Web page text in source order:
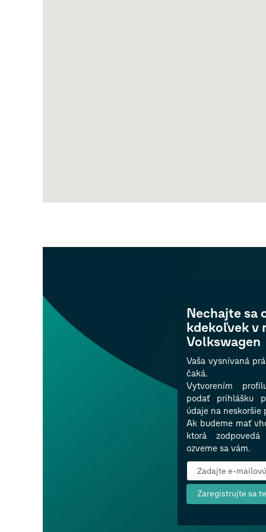
Nechajte sa
kdekoľvek v
Volkswagen
Vaša vysnívaná
čaká.
Vytvorením
podať prihlášku
údaje na neskoršie
Ak budeme mať
ktorá
ozveme sa vám.